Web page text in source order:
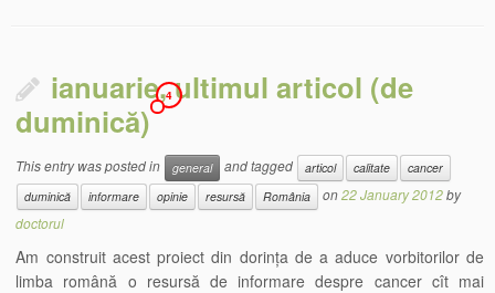
ianuarie, ultimul articol (de
duminică)
4
This entry was posted in general and tagged articol calitate
cancer
duminică
informare opinie resursă România on22 January 2012by
doctorul
Am construit acest proiect din dorința de a aduce vorbitorilor de
limba română o resursă de informare despre cancer cît mai